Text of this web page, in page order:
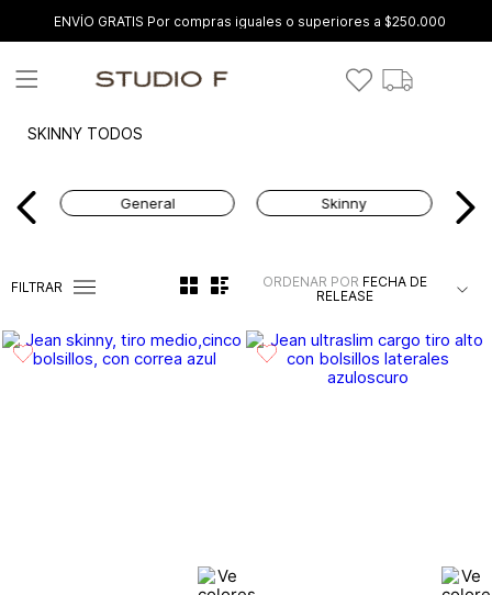
ENVÍO GRATIS Por compras iguales o superiores a $250.000
SKINNY TODOS
General Skinny
FILTRAR ORDENAR POR FECHA DE
RELEASE